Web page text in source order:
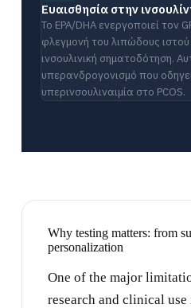
Ευαισθησία στην
Το EPA/DHA ενεργοποιεί τον
φλεγμονή του λιπώδους
ινσουλινική σηματοδότηση.
υπερανδρογονισμό που
υπερινσουλιναιμία στο PCOS.
Why testing matters: from
personalization
One of the major
research and clinical use